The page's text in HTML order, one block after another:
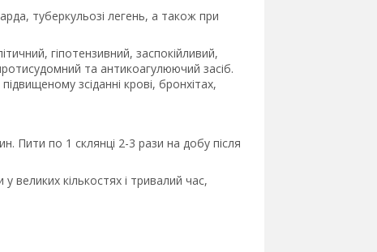
туберкульозі легень, а також при
гіпотензивний, заспокійливий,
та антикоагулюючий засіб.
зсіданні крові, бронхітах,
Пити по 1 склянці 2-3 рази на добу після
великих кількостях і тривалий час,